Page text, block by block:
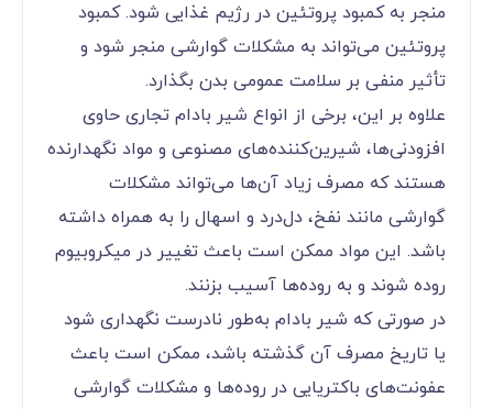
منجر به کمبود پروتئین در رژیم غذایی شود. کمبود
پروتئین می‌تواند به مشکلات گوارشی منجر شود و
تأثیر منفی بر سلامت عمومی بدن بگذارد.
علاوه بر این، برخی از انواع شیر بادام تجاری حاوی
افزودنی‌ها، شیرین‌کننده‌های مصنوعی و مواد نگهدارنده
هستند که مصرف زیاد آن‌ها می‌تواند مشکلات
گوارشی مانند نفخ، دل‌درد و اسهال را به همراه داشته
باشد. این مواد ممکن است باعث تغییر در میکروبیوم
روده شوند و به روده‌ها آسیب بزنند.
در صورتی که شیر بادام به‌طور نادرست نگهداری شود
یا تاریخ مصرف آن گذشته باشد، ممکن است باعث
عفونت‌های باکتریایی در روده‌ها و مشکلات گوارشی